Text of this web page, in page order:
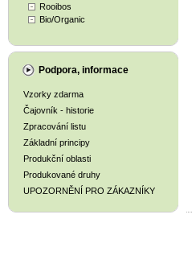
Rooibos
Bio/Organic
Podpora, informace
Vzorky zdarma
Čajovník - historie
Zpracování listu
Základní principy
Produkční oblasti
Produkované druhy
UPOZORNĚNÍ PRO ZÁKAZNÍKY